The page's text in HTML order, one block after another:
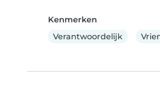
Kenmerken
Verantwoordelijk